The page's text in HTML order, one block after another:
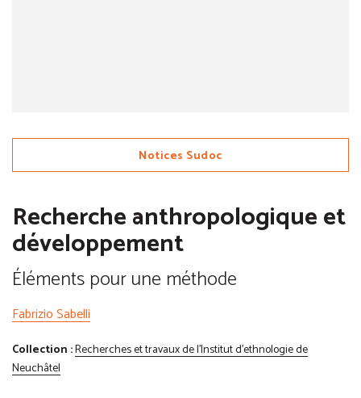
Notices Sudoc
Recherche anthropologique et
développement
Éléments pour une méthode
Fabrizio Sabelli
Collection :Recherches et travaux de l'Institut d'ethnologie de
Neuchâtel